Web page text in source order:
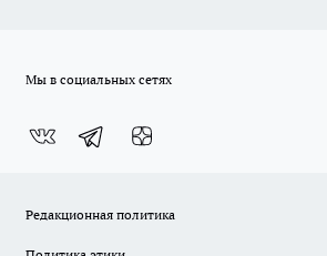
Мы в социальных сетях
Редакционная политика